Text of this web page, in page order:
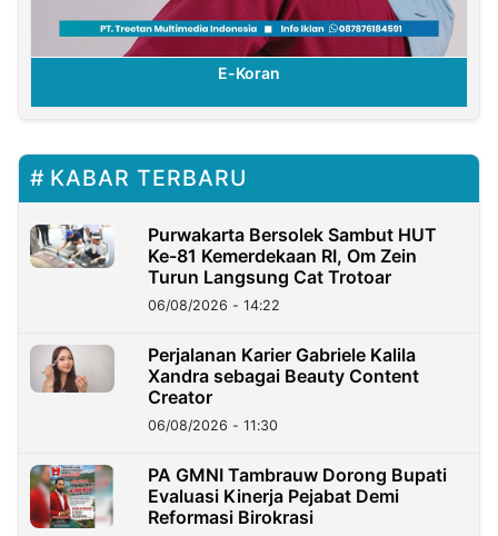
E-Koran
KABAR TERBARU
Purwakarta Bersolek Sambut HUT
Ke-81 Kemerdekaan RI, Om Zein
Turun Langsung Cat Trotoar
06/08/2026 - 14:22
Perjalanan Karier Gabriele Kalila
Xandra sebagai Beauty Content
Creator
06/08/2026 - 11:30
PA GMNI Tambrauw Dorong Bupati
Evaluasi Kinerja Pejabat Demi
Reformasi Birokrasi